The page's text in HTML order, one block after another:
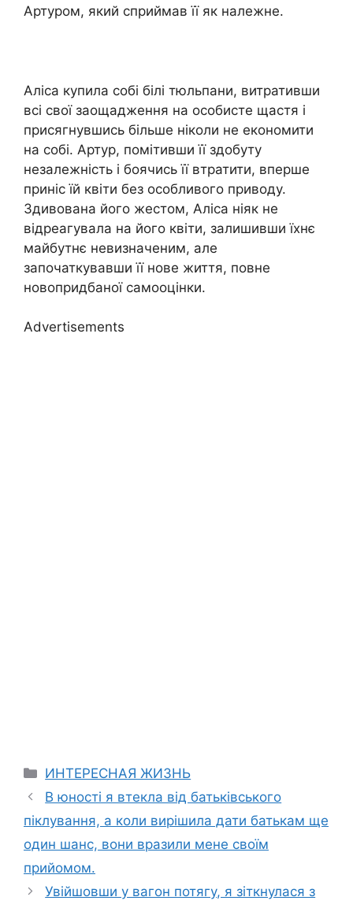
Артуром, який сприймав її як належне.
Аліса купила собі білі тюльпани, витративши
всі свої заощадження на особисте щастя і
присягнувшись більше ніколи не економити
на собі. Артур, помітивши її здобуту
незалежність і боячись її втратити, вперше
приніс їй квіти без особливого приводу.
Здивована його жестом, Аліса ніяк не
відреагувала на його квіти, залишивши їхнє
майбутнє невизначеним, але
започаткувавши її нове життя, повне
новопридбаної самооцінки.
Advertisements
Categories
ИНТЕРЕСНАЯ ЖИЗНЬ
В юності я втекла від батьківського
піклування, а коли вирішила дати батькам ще
один шанс, вони вразили мене своїм
прийомом.
Увійшовши у вагон потягу, я зіткнулася з